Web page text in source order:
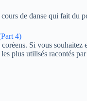
de danse qui fait du
4)
coréens. Si vous
plus utilisés racontés